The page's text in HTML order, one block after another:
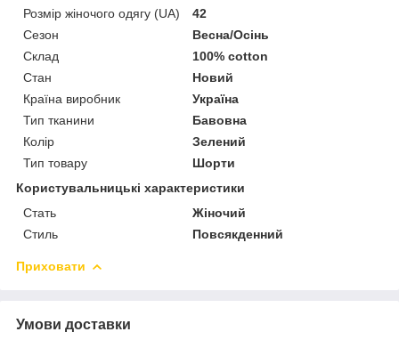
Розмір жіночого одягу (UA)
42
Сезон
Весна/Осінь
Склад
100% cotton
Стан
Новий
Країна виробник
Україна
Тип тканини
Бавовна
Колір
Зелений
Тип товару
Шорти
Користувальницькі характеристики
Стать
Жіночий
Стиль
Повсякденний
Приховати
Умови доставки